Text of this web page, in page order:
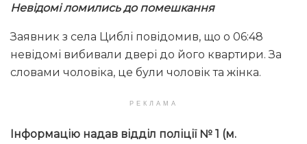
Невідомі ломились до помешкання
Заявник з села Циблі повідомив, що о 06:48
невідомі вибивали двері до його квартири. За
словами чоловіка, це були чоловік та жінка.
РЕКЛАМА
Інформацію надав відділ поліції № 1 (м.